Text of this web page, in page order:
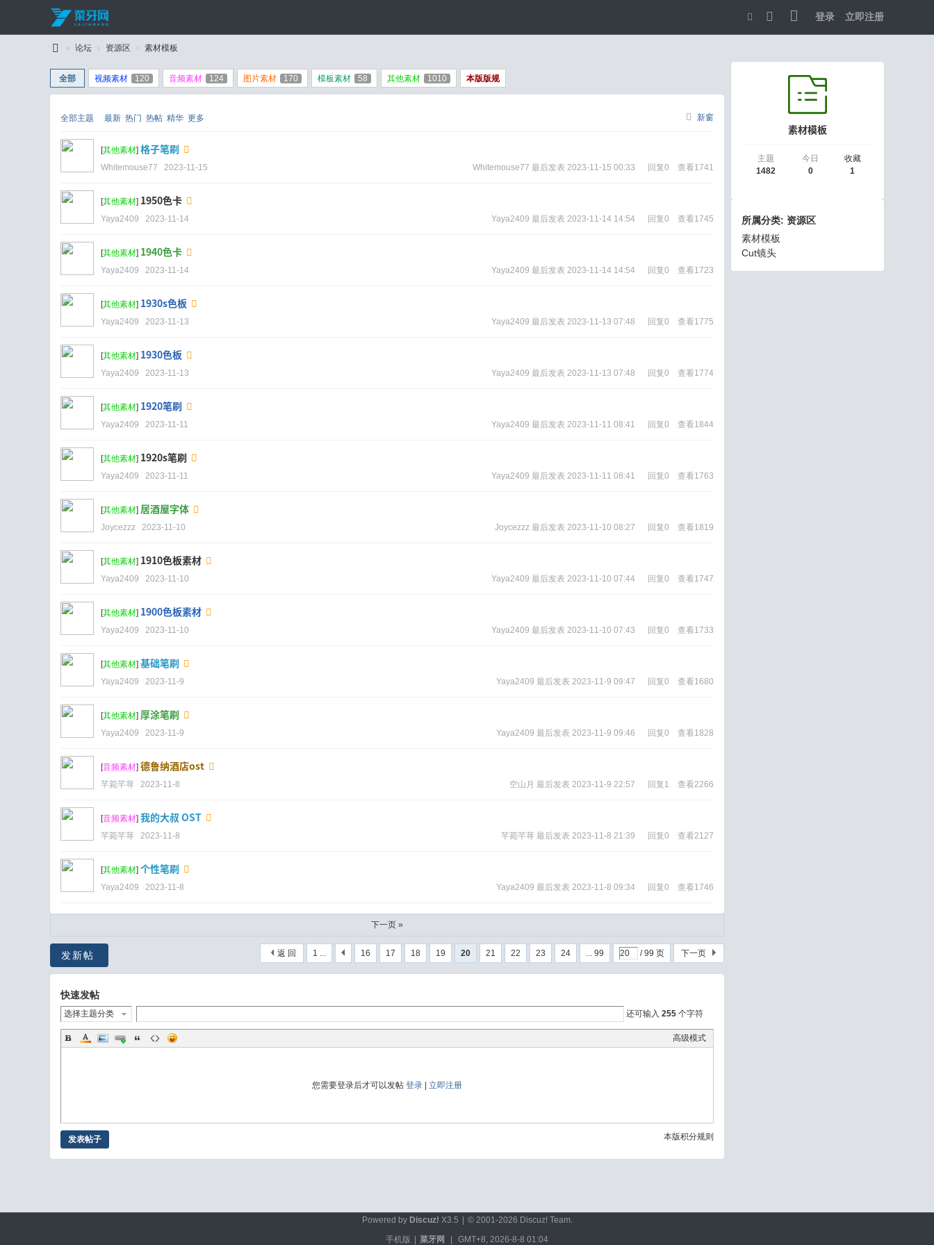
登录 立即注册
换
C
ai
» 论坛 › 资源区 › 素材模板
全部 视频素材 120 音频素材 124 图片素材 170 模板素材 58 其他素材 1010 本版版规
新窗
全部主题 最新 热门 热帖 精华 更多
[其他素材] 格子笔刷
Whitemouse77 2023-11-15 查看1741
回复0
Whitemouse77 最后发表 2023-11-15 00:33
[其他素材] 1950色卡
Yaya2409 2023-11-14 查看1745
回复0
Yaya2409 最后发表 2023-11-14 14:54
[其他素材] 1940色卡
Yaya2409 2023-11-14 查看1723
回复0
Yaya2409 最后发表 2023-11-14 14:54
[其他素材] 1930s色板
Yaya2409 2023-11-13 查看1775
回复0
Yaya2409 最后发表 2023-11-13 07:48
[其他素材] 1930色板
Yaya2409 2023-11-13 查看1774
回复0
Yaya2409 最后发表 2023-11-13 07:48
[其他素材] 1920笔刷
Yaya2409 2023-11-11 查看1844
回复0
Yaya2409 最后发表 2023-11-11 08:41
[其他素材] 1920s笔刷
Yaya2409 2023-11-11 查看1763
回复0
Yaya2409 最后发表 2023-11-11 08:41
[其他素材] 居酒屋字体
Joycezzz 2023-11-10 查看1819
回复0
Joycezzz 最后发表 2023-11-10 08:27
[其他素材] 1910色板素材
Yaya2409 2023-11-10 查看1747
回复0
Yaya2409 最后发表 2023-11-10 07:44
[其他素材] 1900色板素材
Yaya2409 2023-11-10 查看1733
回复0
Yaya2409 最后发表 2023-11-10 07:43
[其他素材] 基础笔刷
Yaya2409 2023-11-9 查看1680
回复0
Yaya2409 最后发表 2023-11-9 09:47
[其他素材] 厚涂笔刷
Yaya2409 2023-11-9 查看1828
回复0
Yaya2409 最后发表 2023-11-9 09:46
[音频素材] 德鲁纳酒店ost
芊菀芊荨 2023-11-8 查看2266
回复1
空山月 最后发表 2023-11-9 22:57
[音频素材] 我的大叔 OST
芊菀芊荨 2023-11-8 查看2127
回复0
芊菀芊荨 最后发表 2023-11-8 21:39
[其他素材] 个性笔刷
Yaya2409 2023-11-8 查看1746
回复0
Yaya2409 最后发表 2023-11-8 09:34
下一页 »
1 ... 16 17 18 19 20 21 22 23 24 ... 99 / 99 页 下一页
返 回
发新帖
快速发帖
选择主题分类 还可输入 255 个字符
高级模式
您需要登录后才可以发帖 登录 立即注册
本版积分规则
发表帖子
素材模板
主题
1482
今日
0
收藏
1
所属分类: 资源区
素材模板
Cut镜头
Powered by Discuz! X3.5 © 2001-2026 Discuz! Team.
手机版
菜牙网 GMT+8, 2026-8-8 01:04